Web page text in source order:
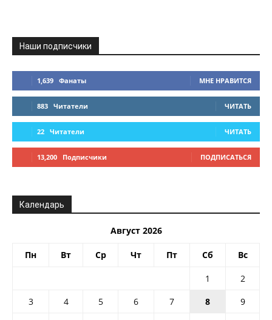
Наши подписчики
1,639 Фанаты МНЕ НРАВИТСЯ
883 Читатели ЧИТАТЬ
22 Читатели ЧИТАТЬ
13,200 Подписчики ПОДПИСАТЬСЯ
Календарь
Август 2026
Пн Вт Ср Чт Пт Сб Вс
1
2
3
4 5 6 7 8
9